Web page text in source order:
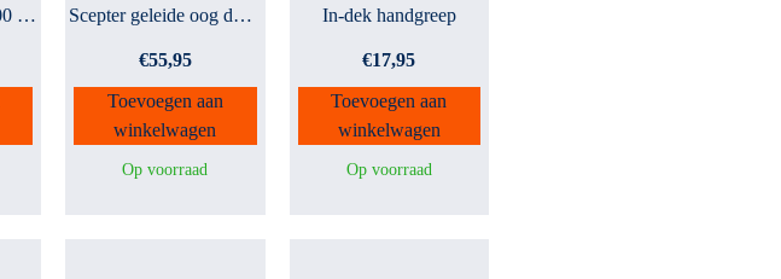
Handrailing RVS 800 mm
Op voorraad
Scepter geleide oog dubbe...
€55,95
Toevoegen aan
winkelwagen
Op voorraad
In-dek handgreep
€17,95
Toevoegen aan
winkelwagen